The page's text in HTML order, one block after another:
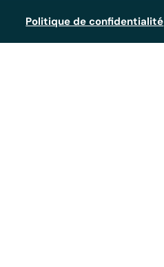
Politique de confidentialité